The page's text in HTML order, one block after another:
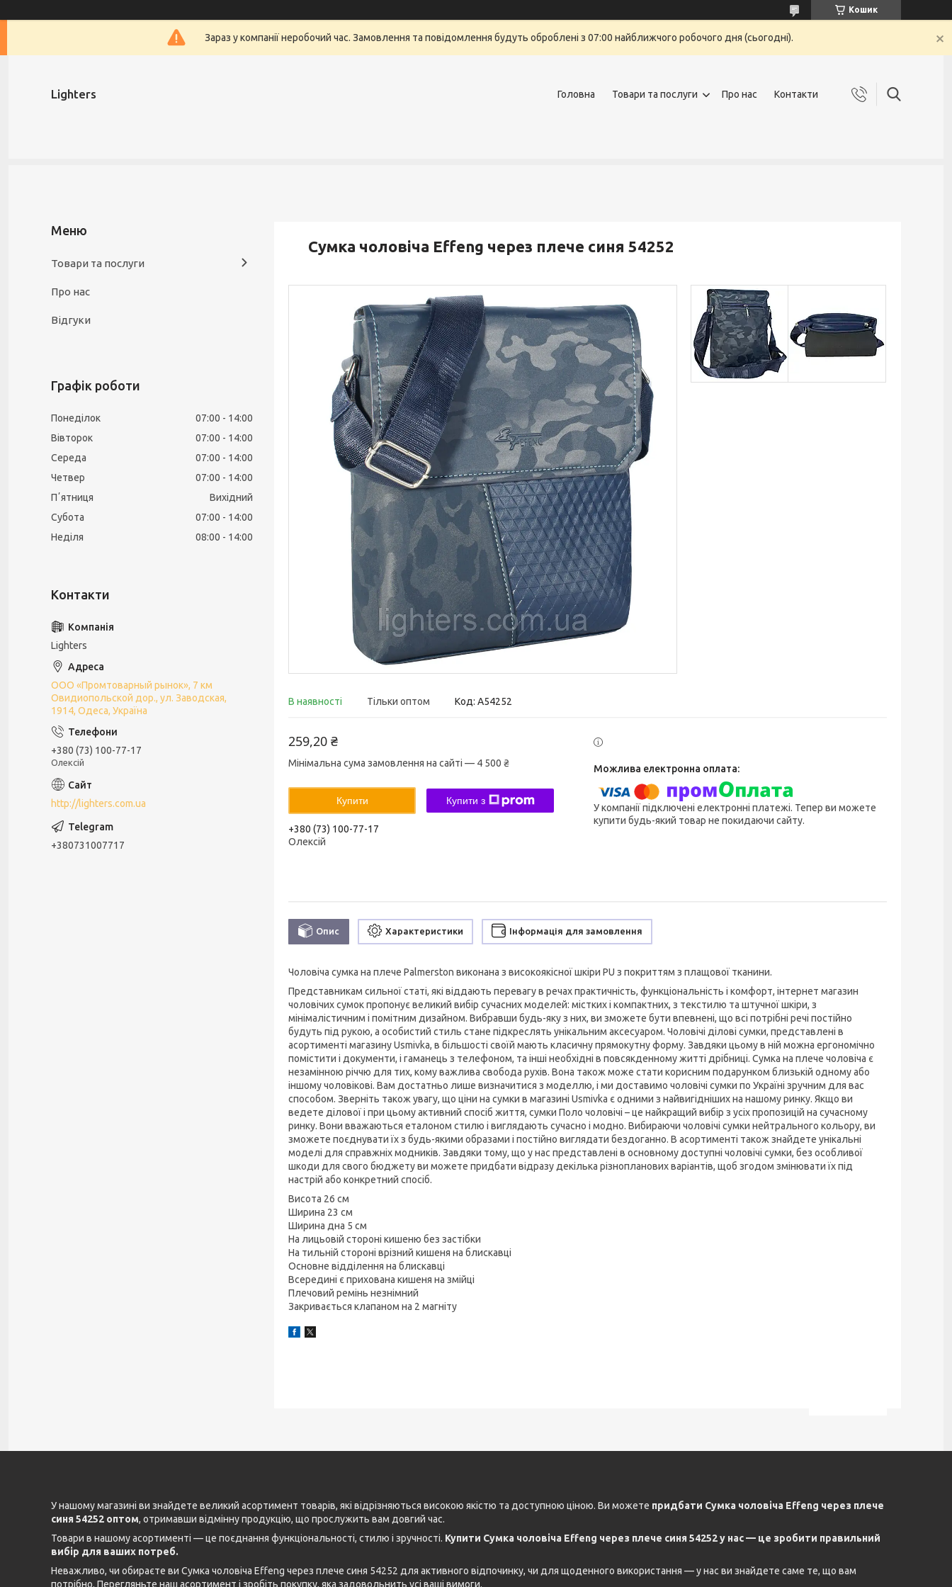
Кошик
Зараз у компанії неробочий час. Замовлення та повідомлення будуть оброблені з 07:00 найближчого робочого дня (сьогодні).
Lighters Головна Товари та послуги Про нас Контакти
Сумка чоловіча Effeng через плече синя 54252
В наявності Тільки оптом Код: A54252
259,20 ₴
Мінімальна сума замовлення на сайті — 4 500 ₴
Купити Купити з
+380 (73) 100-77-17
Олексій
У компанії підключені електронні платежі. Тепер ви можете
купити будь-який товар не покидаючи сайту.
Опис Характеристики Інформація для замовлення
Чоловіча сумка на плече Palmerston виконана з високоякісної шкіри PU з покриттям з плащової тканини.
Представникам сильної статі, які віддають перевагу в речах практичність, функціональність і комфорт, інтернет магазин
чоловічих сумок пропонує великий вибір сучасних моделей: містких і компактних, з текстилю та штучної шкіри, з
мінімалістичним і помітним дизайном. Вибравши будь-яку з них, ви зможете бути впевнені, що всі потрібні речі постійно
будуть під рукою, а особистий стиль стане підкреслять унікальним аксесуаром. Чоловічі ділові сумки, представлені в
асортименті магазину Usmivka, в більшості своїй мають класичну прямокутну форму. Завдяки цьому в ній можна ергономічно
помістити і документи, і гаманець з телефоном, та інші необхідні в повсякденному житті дрібниці. Сумка на плече чоловіча є
незамінною річчю для тих, кому важлива свобода рухів. Вона також може стати корисним подарунком близькій одному або
іншому чоловікові. Вам достатньо лише визначитися з моделлю, і ми доставимо чоловічі сумки по Україні зручним для вас
способом. Зверніть також увагу, що ціни на сумки в магазині Usmivka є одними з найвигідніших на нашому ринку. Якщо ви
ведете ділової і при цьому активний спосіб життя, сумки Поло чоловічі – це найкращий вибір з усіх пропозицій на сучасному
ринку. Вони вважаються еталоном стилю і виглядають сучасно і модно. Вибираючи чоловічі сумки нейтрального кольору, ви
зможете поєднувати їх з будь-якими образами і постійно виглядати бездоганно. В асортименті також знайдете унікальні
моделі для справжніх модників. Завдяки тому, що у нас представлені в основному доступні чоловічі сумки, без особливої
шкоди для свого бюджету ви можете придбати відразу декілька різнопланових варіантів, щоб згодом змінювати їх під
настрій або конкретний спосіб.
Висота 26 см
Ширина 23 см
Ширина дна 5 см
На лицьовій стороні кишеню без застібки
На тильній стороні врізний кишеня на блискавці
Основне відділення на блискавці
Всередині є прихована кишеня на змійці
Плечовий ремінь незнімний
Закривається клапаном на 2 магніту
Товари та послуги
Про нас
Відгуки
Графік роботи
Понеділок 07:00
14:00
Вівторок
07:00
14:00
Середа
07:00
14:00
Четвер
07:00
14:00
Пʼятниця
Вихідний
Субота
07:00
14:00
Неділя
08:00 14:00
Lighters
ООО «Промтоварный рынок», 7 км
Овидиопольской дор., ул. Заводская,
1914, Одеса, Україна
+380 (73) 100-77-17
Олексій
http://lighters.com.ua
+380731007717
У нашому магазині ви знайдете великий асортимент товарів, які відрізняються високою якістю та доступною ціною. Ви можете придбати Сумка чоловіча Effeng через плече
синя 54252 оптом, отримавши відмінну продукцію, що прослужить вам довгий час.
Товари в нашому асортименті — це поєднання функціональності, стилю і зручності. Купити Сумка чоловіча Effeng через плече синя 54252 у нас — це зробити правильний
вибір для ваших потреб.
Неважливо, чи обираєте ви Сумка чоловіча Effeng через плече синя 54252 для активного відпочинку, чи для щоденного використання — у нас ви знайдете саме те, що вам
потрібно. Перегляньте наш асортимент і зробіть покупку, яка задовольнить усі ваші вимоги.